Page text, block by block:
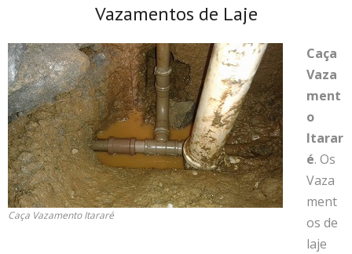
Vazamentos de Laje
Caça Vazamento Itararé
Caça
Vaza
ment
o
Itarar
é. Os
Vaza
ment
os de
laje